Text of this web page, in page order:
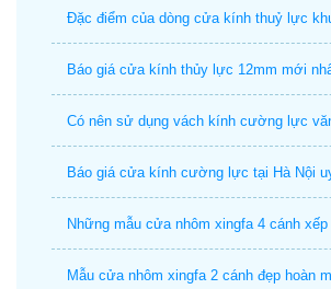
Đặc điểm của dòng cửa kính thuỷ lực
Báo giá cửa kính thủy lực 12mm mới
Có nên sử dụng vách kính cường lực
Báo giá cửa kính cường lực tại Hà Nội
Những mẫu cửa nhôm xingfa 4 cánh
Mẫu cửa nhôm xingfa 2 cánh đẹp hoàn